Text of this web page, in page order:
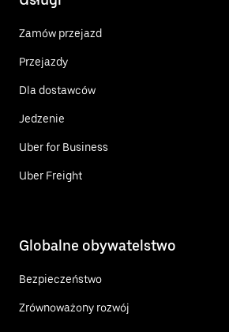
Zamów przejazd
Przejazdy
Dla dostawców
Jedzenie
Uber for Business
Uber Freight
Globalne obywatelstwo
Bezpieczeństwo
Zrównoważony rozwój